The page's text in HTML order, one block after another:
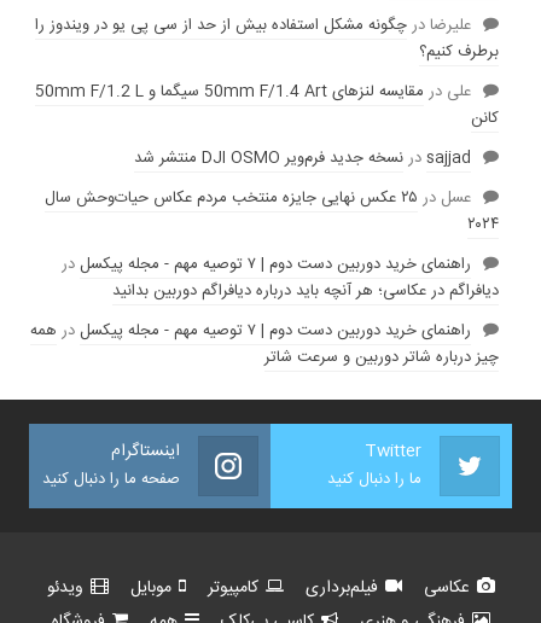
عليرضادرچگونه مشکل استفاده بیش از حد از سی پی یو در ویندوز را
برطرف کنیم؟
علی در
مقایسه لنز‌های 50mm F/1.4 Art سیگما و 50mm F/1.2 L
کانن
sajjadدرنسخه جدید فرم‌ویر DJI OSMO منتشر شد
عسل در
۲۵ عکس نهایی جایزه منتخب مردم عکاس حیات‌وحش سال
۲۰۲۴
راهنمای خرید دوربین دست دوم | ۷ توصیه مهم - مجله پیکسل
در
دیافراگم در عکاسی؛ هر آنچه باید درباره دیافراگم دوربین بدانید
راهنمای خرید دوربین دست دوم | ۷ توصیه مهم - مجله پیکسل
در همه
چیز درباره شاتر دوربین و سرعت شاتر
Twitter
ما را دنبال کنید
اینستاگرام
صفحه ما را دنبال کنید
عکاسی فیلم‌برداری کامپیوتر موبایل
ویدئو